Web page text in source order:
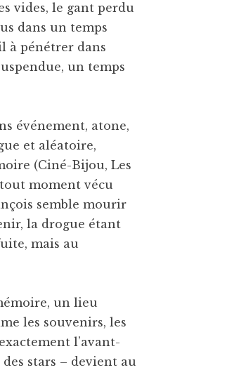
vides, le gant perdu
dans un temps
à pénétrer dans
un temps
événement, atone,
et aléatoire,
(Ciné-Bijou, Les
tout moment vécu
semble mourir
la drogue étant
mais au
un lieu
les souvenirs, les
l’avant-
stars – devient au